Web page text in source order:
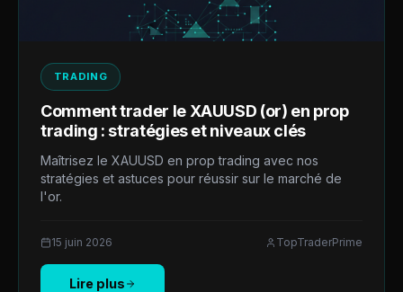
TRADING
Comment trader le XAUUSD (or) en prop
trading : stratégies et niveaux clés
Maîtrisez le XAUUSD en prop trading avec nos
stratégies et astuces pour réussir sur le marché de
l'or.
15 juin 2026 TopTraderPrime
Lire plus